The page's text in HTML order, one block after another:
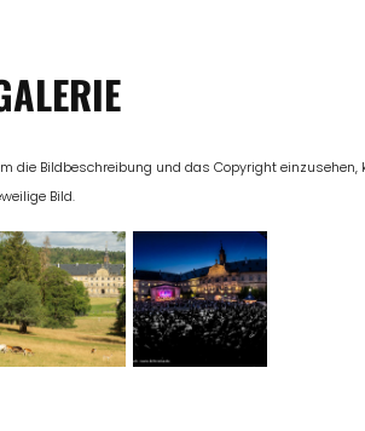
die Bildbeschreibung und das Copyright einzusehen,
Bild.